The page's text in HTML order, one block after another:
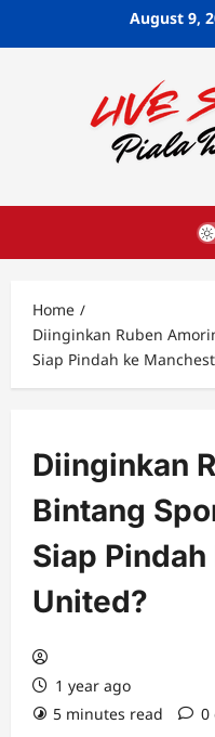
August 9,
Home
Diinginkan Ruben
Siap Pindah ke
Diinginkan
Bintang
Siap
United?
1 year ago
5 minutes read
0